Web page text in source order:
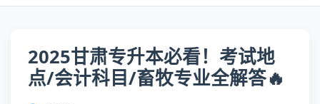
2025甘肃专升本必看！考试地
点/会计科目/畜牧专业全解答🔥